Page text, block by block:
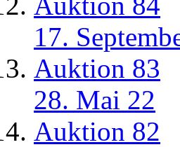
17.
Auktion 83
28. Mai 22
Auktion 82